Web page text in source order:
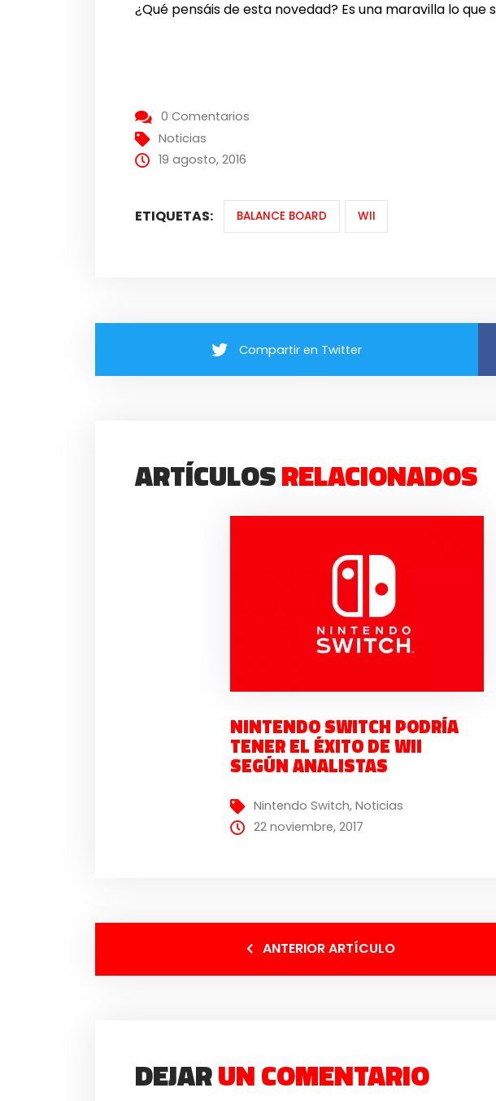
¿Qué pensáis de esta novedad? Es una maravilla lo
0 Comentarios
Noticias
19 agosto, 2016
ETIQUETAS: BALANCE BOARD WII
Compartir en Twitter
ARTÍCULOSRELACIONADOS
NINTENDO SWITCH PODRÍA
TENER EL ÉXITO DE WII
SEGÚN ANALISTAS
Nintendo Switch, Noticias
22 noviembre, 2017
ANTERIOR ARTÍCULO
DEJARUN COMENTARIO